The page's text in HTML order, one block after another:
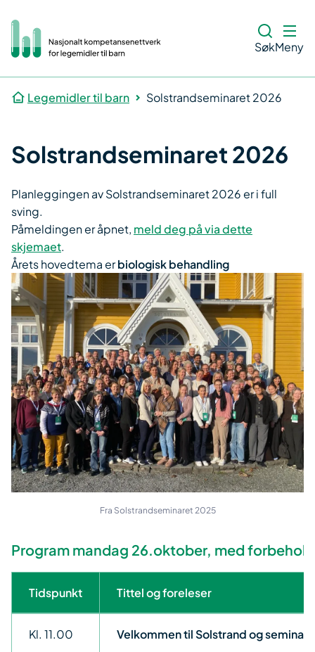
SøkMeny
Legemidler til barn Solstrandseminaret 2026
Solstrandseminaret 2026
Planleggingen av Solstrandseminaret 2026 er i full
sving.
Påmeldingen er åpnet, meld deg på via dette
skjemaet.
Årets hovedtema erbiologisk behandling
Fra Solstrandseminaret 2025
Program mandag 26.oktober, med
Tidspunkt Tittel og foreleser
Kl. 11.00
Velkommen til Solstrand og seminar